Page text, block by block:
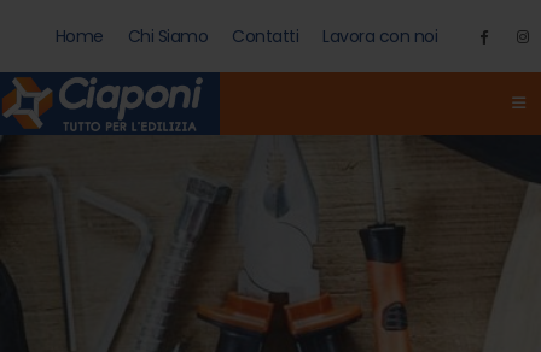
Home Chi Siamo Contatti Lavora con noi